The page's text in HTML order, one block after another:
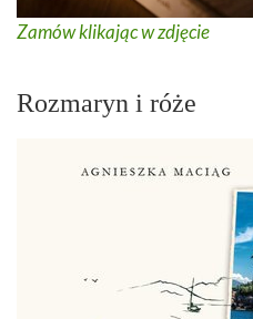
Zamów klikając w zdjęcie
Rozmaryn i róże